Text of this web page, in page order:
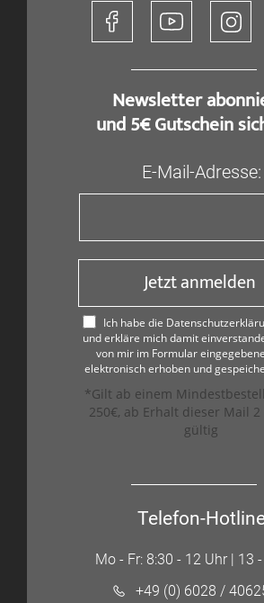
Newsletter
und 5€ Gutschein
E-Mail-Adresse:
Jetzt anmelden
Ich habe die
und erkläre mich damit
von mir im Formular
elektronisch erhoben und
*Gilt ab einem
250€, ab Erhalt dieser Mail 2
gültig
Telefon-
Mo - Fr: 8:30 - 12 Uhr | 13
+49 (0) 6028 /